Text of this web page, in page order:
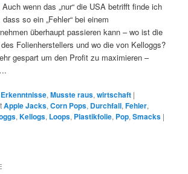
Auch wenn das „nur“ die USA betrifft finde ich
so ein „Fehler“ bei einem
überhaupt passieren kann – wo ist die
Folienherstellers und wo die von Kelloggs?
gespart um den Profit zu maximieren –
Erkenntnisse,Musste raus,wirtschaft |
Apple Jacks,Corn Pops, Durchfall,Fehler,
,Kellogs, Loops, Plastikfolie, Pop,Smacks |